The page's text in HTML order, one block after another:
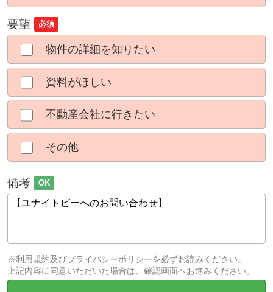
要望 必須
物件の詳細を知りたい
資料がほしい
不動産会社に行きたい
その他
備考 OK
※利用規約及びプライバシーポリシーを必ずお読みください。
上記内容に同意いただいた場合は、確認画面へお進みください。